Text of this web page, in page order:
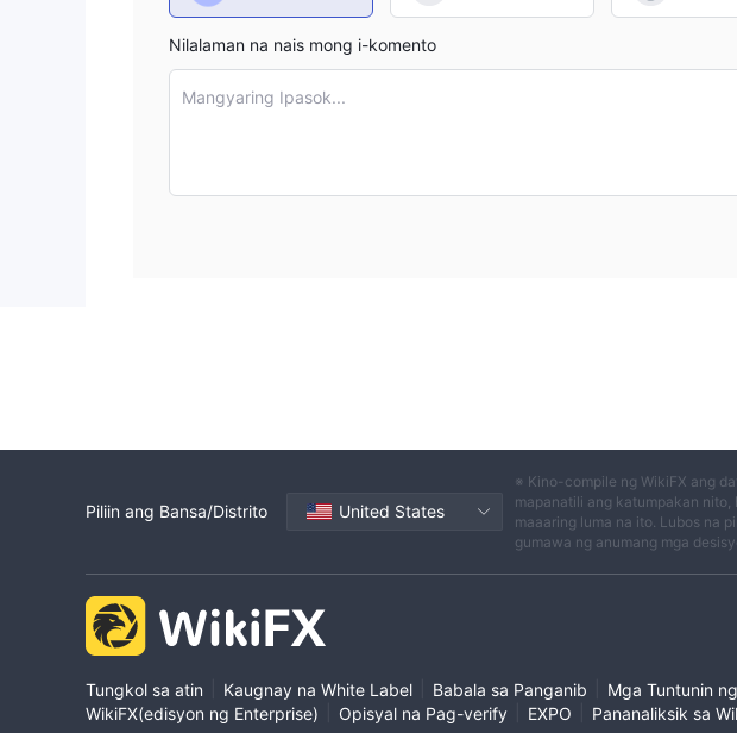
Nilalaman na nais mong i-komento
Mangyaring Ipasok...
Piliin ang Bansa/Distrito United States
※ Kino-compile ng WikiFX ang
mapanatili ang katumpakan
maaaring luma na ito. Lubos na
gumawa ng anumang mga
Tungkol sa atin Kaugnay na White Label Babala sa Panganib Mga Tuntunin
WikiFX(edisyon ng Enterprise)
Opisyal na Pag-verify EXPO Pananaliksik sa